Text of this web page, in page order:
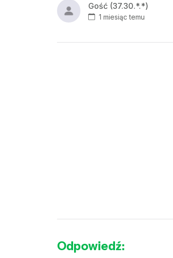
Gość (37.30.*.*)
1 miesiąc temu
Odpowiedź: